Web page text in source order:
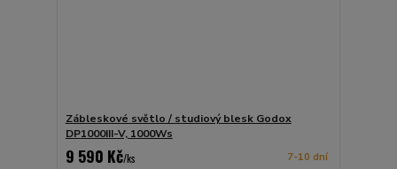
Zábleskové světlo / studiový blesk Godox
DP1000III-V, 1000Ws
9 590 Kč/ks 7-10 dní